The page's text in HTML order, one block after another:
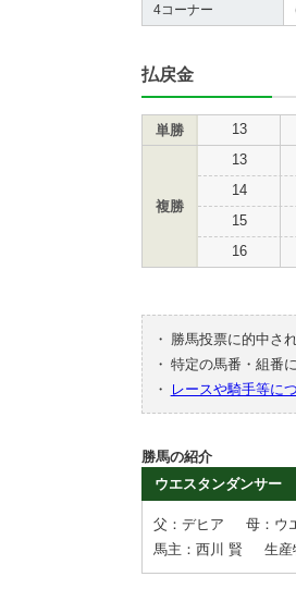
4コーナー
払戻金
単勝 13
複勝
13
14
15
16
・
勝馬投票に的中さ
・ 特定の馬番・組番
・
レースや騎手等に
勝馬の紹介
ウエスタンダンサー
父：デヒア
母：ウ
馬主：西川 賢
生産